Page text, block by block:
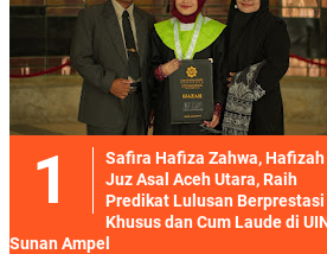
Safira Hafiza Zahwa, Hafizah
Juz Asal Aceh Utara, Raih
Predikat Lulusan Berprestasi
Khusus dan Cum Laude di
Sunan Ampel